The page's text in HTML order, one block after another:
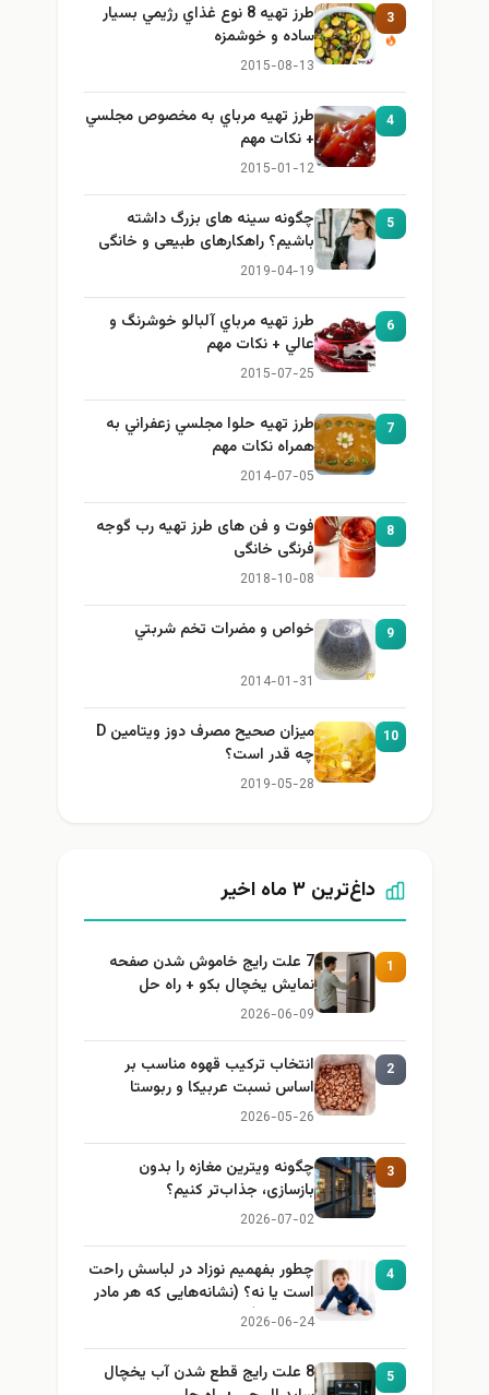
3
طرز تهيه 8 نوع غذاي رژيمي بسيار
ساده و خوشمزه
2015-08-13
4
طرز تهيه مرباي به مخصوص مجلسي
+ نكات مهم
2015-01-12
5
چگونه سینه های بزرگ داشته
باشیم؟ راهکارهای طبیعی و خانگی
برای بزرگ کردن سینه
2019-04-19
6
طرز تهيه مرباي آلبالو خوشرنگ و
عالي + نكات مهم
2015-07-25
7
طرز تهيه حلوا مجلسي زعفراني به
همراه نكات مهم
2014-07-05
8
فوت و فن های طرز تهیه رب گوجه
فرنگی خانگی
2018-10-08
9 خواص و مضرات تخم شربتي
2014-01-31
10
میزان صحیح مصرف دوز ویتامین D
چه قدر است؟
2019-05-28
داغ‌ترین ۳ ماه اخیر
1
7 علت رایج خاموش شدن صفحه
نمایش یخچال بکو + راه حل
2026-06-09
2
انتخاب ترکیب قهوه مناسب بر
اساس نسبت عربیکا و ربوستا
2026-05-26
3
چگونه ویترین مغازه را بدون
بازسازی، جذاب‌تر کنیم؟
2026-07-02
4
چطور بفهمیم نوزاد در لباسش راحت
است یا نه؟ (نشانه‌هایی که هر مادر
باید بداند)
2026-06-24
5
8 علت رایج قطع شدن آب یخچال